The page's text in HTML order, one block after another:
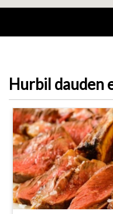
Hurbil dauden